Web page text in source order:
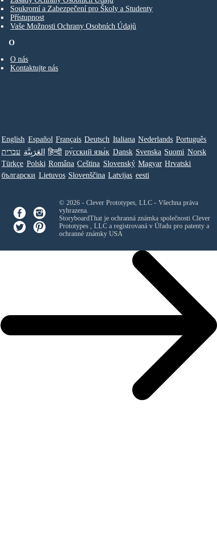
O
O nás
Kontaktujte nás
Soukromí a Zabezpečení pro Školy a Studenty
Přístupnost
Vaše Možnosti Ochrany Osobních Údajů
English Español Français Deutsch Italiana Nederlands Português
עברית العَرَبِيَّة हिन्दी ру́сский язы́к Dansk Svenska Suomi Norsk
Türkçe Polski Româna Ceština Slovenský Magyar Hrvatski
български Lietuvos Slovenščina Latvijas eesti
© 2026 - Clever Prototypes, LLC - Všechna práva
vyhrazena.
StoryboardThat je ochranná známka společnosti Clever
Prototypes , LLCa registrovaná v Úřadu pro patenty a
ochranné známky USA